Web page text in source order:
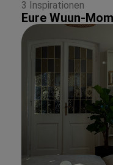
3 Inspirationen
Eure Wuun-